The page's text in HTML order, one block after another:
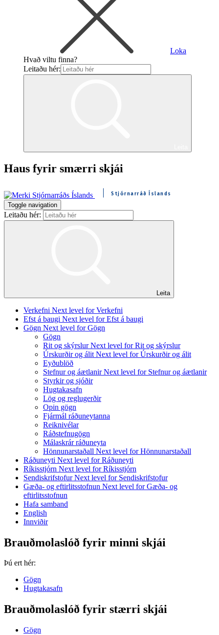
Loka
Hvað viltu finna?
Leitaðu hér:
Haus fyrir smærri skjái
Stjórnarráð Íslands
Toggle navigation
Leitaðu hér:
Leita
Verkefni Next level for Verkefni
Efst á baugi Next level for Efst á baugi
Gögn Next level for Gögn
Gögn
Rit og skýrslurNext level for Rit og skýrslur
Úrskurðir og álit Next level for Úrskurðir og álit
Eyðublöð
Stefnur og áætlanirNext level for Stefnur og áætlanir
Styrkir og sjóðir
Hugtakasafn
Lög og reglugerðir
Opin gögn
Fjármál ráðuneytanna
Reiknivélar
Ráðstefnugögn
Málaskrár ráðuneyta
Hönnunarstaðall Next level for Hönnunarstaðall
Ráðuneyti Next level for Ráðuneyti
Ríkisstjórn Next level for Ríkisstjórn
SendiskrifstofurNext level for Sendiskrifstofur
Gæða- og eftirlitsstofnun Next level for Gæða- og
eftirlitsstofnun
Hafa samband
English
Innviðir
Brauðmolaslóð fyrir minni skjái
Þú ert hér:
Gögn
Hugtakasafn
Brauðmolaslóð fyrir stærri skjái
Gögn